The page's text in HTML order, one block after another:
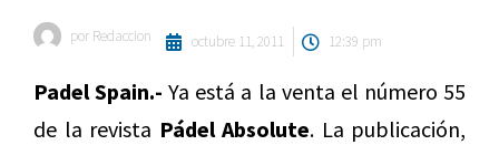
por Redaccion octubre 11, 2011 12:39 pm
Padel Spain.-Ya está a la venta el número 55
de la revista Pádel Absolute. La publicación,